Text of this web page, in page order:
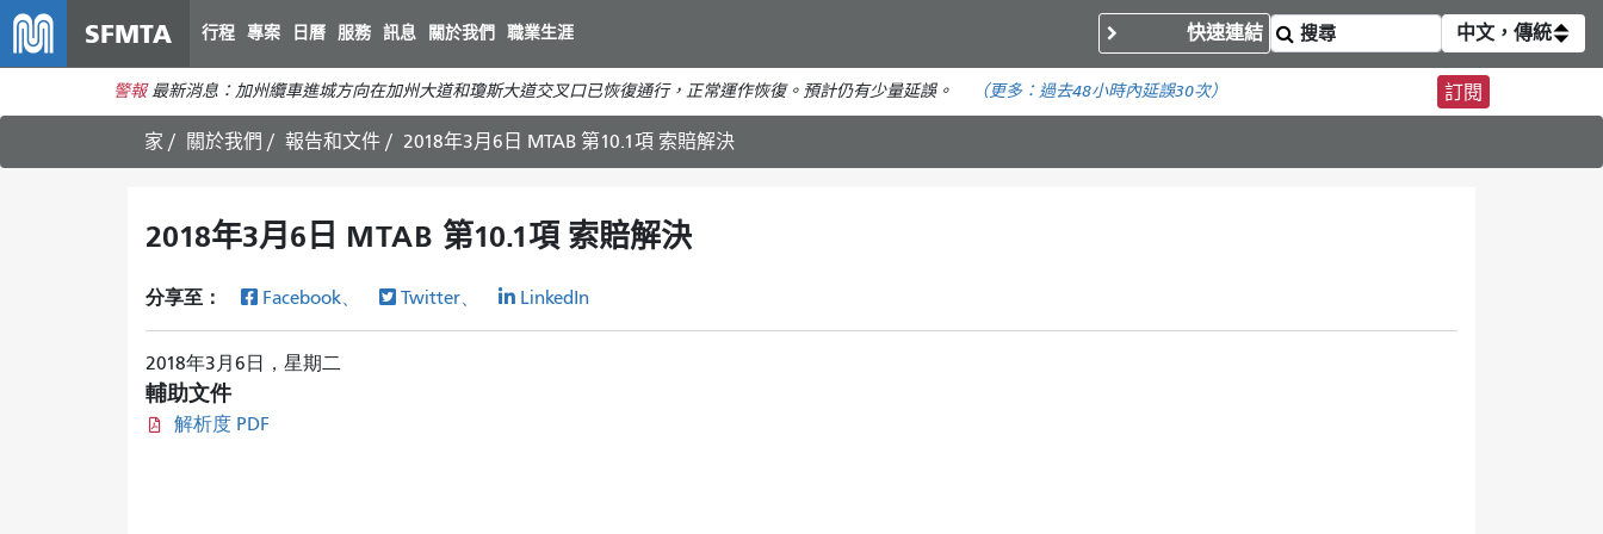
主
要
SFMTA 行程 專案 日曆 服務 訊息 關於我們 職業生涯 快速連結 中文，傳統
警報 最新消息：加州纜車進城方向在加州大道和瓊斯大道交叉口已恢復通行，正常運作恢復。預計仍有少量延誤。 （更多： 過去48小時內延誤30次） 訂閱
家 關於我們 報告和文件 2018年3月6日 MTAB 第10.1項 索賠解決
2018年3月6日 MTAB 第10.1項 索賠解決
分享至： Facebook、 Twitter、 LinkedIn
2018年3月6日，星期二
輔助文件
解析度 PDF